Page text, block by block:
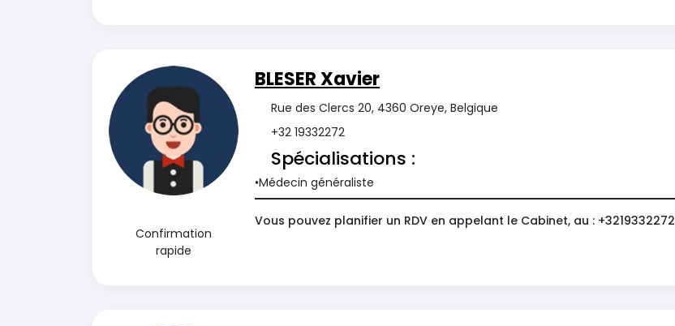
Confirmation
rapide
BLESER Xavier
Rue des Clercs 20, 4360 Oreye, Belgique
+32 19332272
Spécialisations :
Médecin généraliste
Vous pouvez planifier un RDV en appelant le Cabinet, au : +3219332272